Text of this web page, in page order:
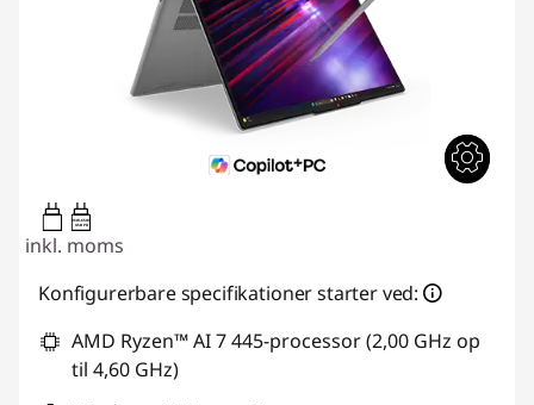
45W-65W
USB PD
inkl. moms
Konfigurerbare specifikationer starter ved:
AMD Ryzen™ AI 7 445-processor (2,00 GHz op
til 4,60 GHz)